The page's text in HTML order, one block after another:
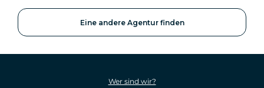
Eine andere Agentur finden
Wer sind wir?